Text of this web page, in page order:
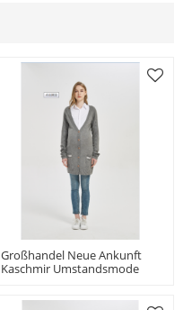
Großhandel Neue Ankunft
Kaschmir Umstandsmode